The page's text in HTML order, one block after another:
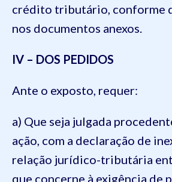
crédito tributário, conforme
nos documentos anexos.
IV – DOS PEDIDOS
Ante o exposto, requer:
a) Que seja julgada
ação, com a declaração de
relação jurídico-tributária
que concerne à exigência de